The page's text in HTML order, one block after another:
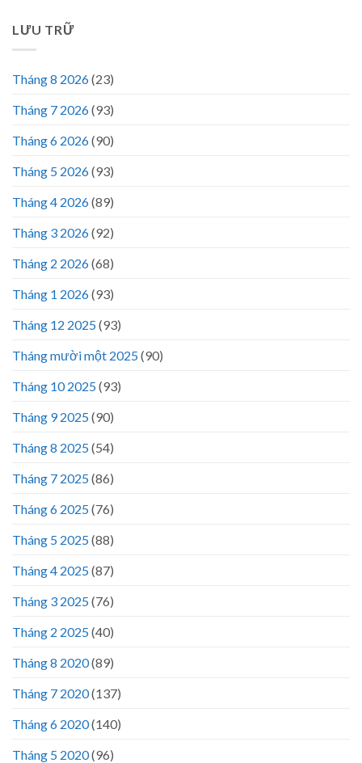
LƯU TRỮ
Tháng 8 2026(23)
Tháng 7 2026(93)
Tháng 6 2026(90)
Tháng 5 2026(93)
Tháng 4 2026(89)
Tháng 3 2026(92)
Tháng 2 2026(68)
Tháng 1 2026(93)
Tháng 12 2025(93)
Tháng mười một 2025(90)
Tháng 10 2025(93)
Tháng 9 2025(90)
Tháng 8 2025(54)
Tháng 7 2025(86)
Tháng 6 2025(76)
Tháng 5 2025(88)
Tháng 4 2025(87)
Tháng 3 2025(76)
Tháng 2 2025(40)
Tháng 8 2020(89)
Tháng 7 2020(137)
Tháng 6 2020(140)
Tháng 5 2020(96)